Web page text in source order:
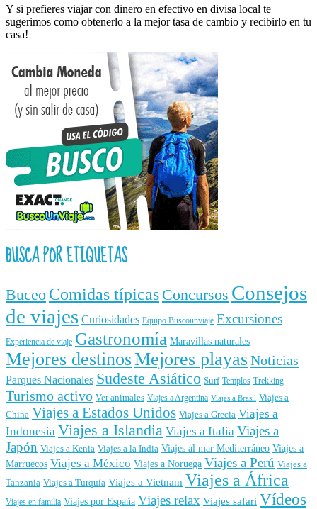
Y si prefieres viajar con dinero en efectivo en divisa local te
sugerimos como obtenerlo a la mejor tasa de cambio y recibirlo en tu
casa!
BUSCA POR ETIQUETAS
Buceo Comidas típicas Concursos Consejos
de viajes Curiosidades Equipo Buscounviaje Excursiones
Experiencia de viaje Gastronomía Maravillas naturales
Mejores destinosMejores playasNoticias
Parques Nacionales Sudeste Asiático Surf Templos Trekking
Turismo activo Ver animales Viajes a Argentina Viajes a Brasil Viajes a
China Viajes a Estados Unidos Viajes a Grecia Viajes a
Indonesia Viajes a Islandia Viajes a Italia Viajes a
Japón Viajes a Kenia Viajes a la India Viajes al mar Mediterráneo Viajes a
Marruecos Viajes a México Viajes a Noruega Viajes a Perú Viajes a
Tanzania Viajes a Turquía Viajes a Vietnam Viajes a África
Viajes en familia Viajes por España Viajes relax Viajes safari Vídeos